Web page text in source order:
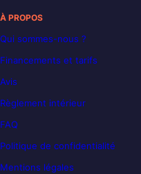
À PROPOS
Qui sommes-nous ?
Financements et tarifs
Avis
Règlement intérieur
FAQ
Politique de confidentialité
Mentions légales